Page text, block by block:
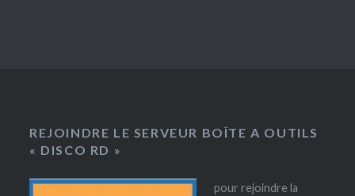
REJOINDRE LE SERVEUR BOÎTE A OUTILS
« DISCO RD »
pour rejoindre la